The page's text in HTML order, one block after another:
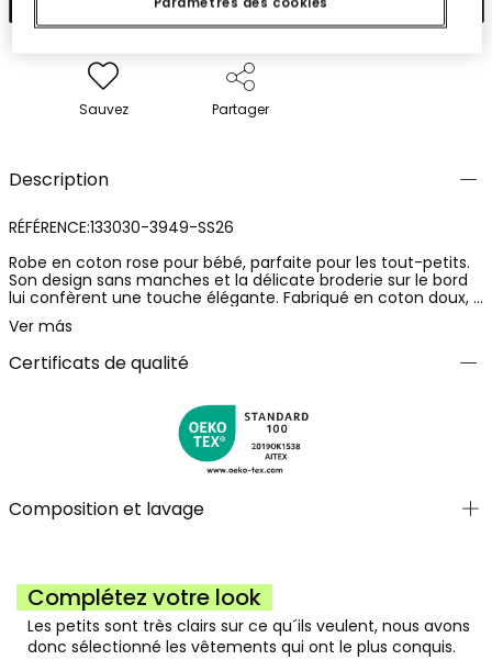
Sauvez Partager
Description
RÉFÉRENCE:133030-3949-SS26
Robe en coton rose pour bébé, parfaite pour les tout-petits.
Son design sans manches et la délicate broderie sur le bord
lui confèrent une touche élégante. Fabriqué en coton doux, il
est idéal pour assurer le confort. Les tailles disponibles vont
de 1M à 24M, s'adaptant à la croissance de votre bébé. La
couleur rose douce le rend polyvalent pour toutes les
occasions, tandis que sa légèreté en fait une option parfaite
simples pour un look adorable et frais.
Ver más
Certificats de qualité
Composition et lavage
Complétez votre look
Les petits sont très clairs sur ce qu´ils veulent, nous avons
donc sélectionné les vêtements qui ont le plus conquis.